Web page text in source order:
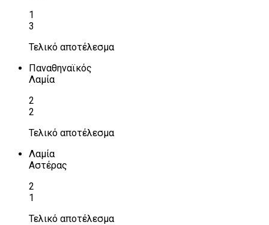
1
3
Τελικό αποτέλεσμα
Παναθηναϊκός
Λαμία
2
2
Τελικό αποτέλεσμα
Λαμία
Αστέρας
2
1
Τελικό αποτέλεσμα